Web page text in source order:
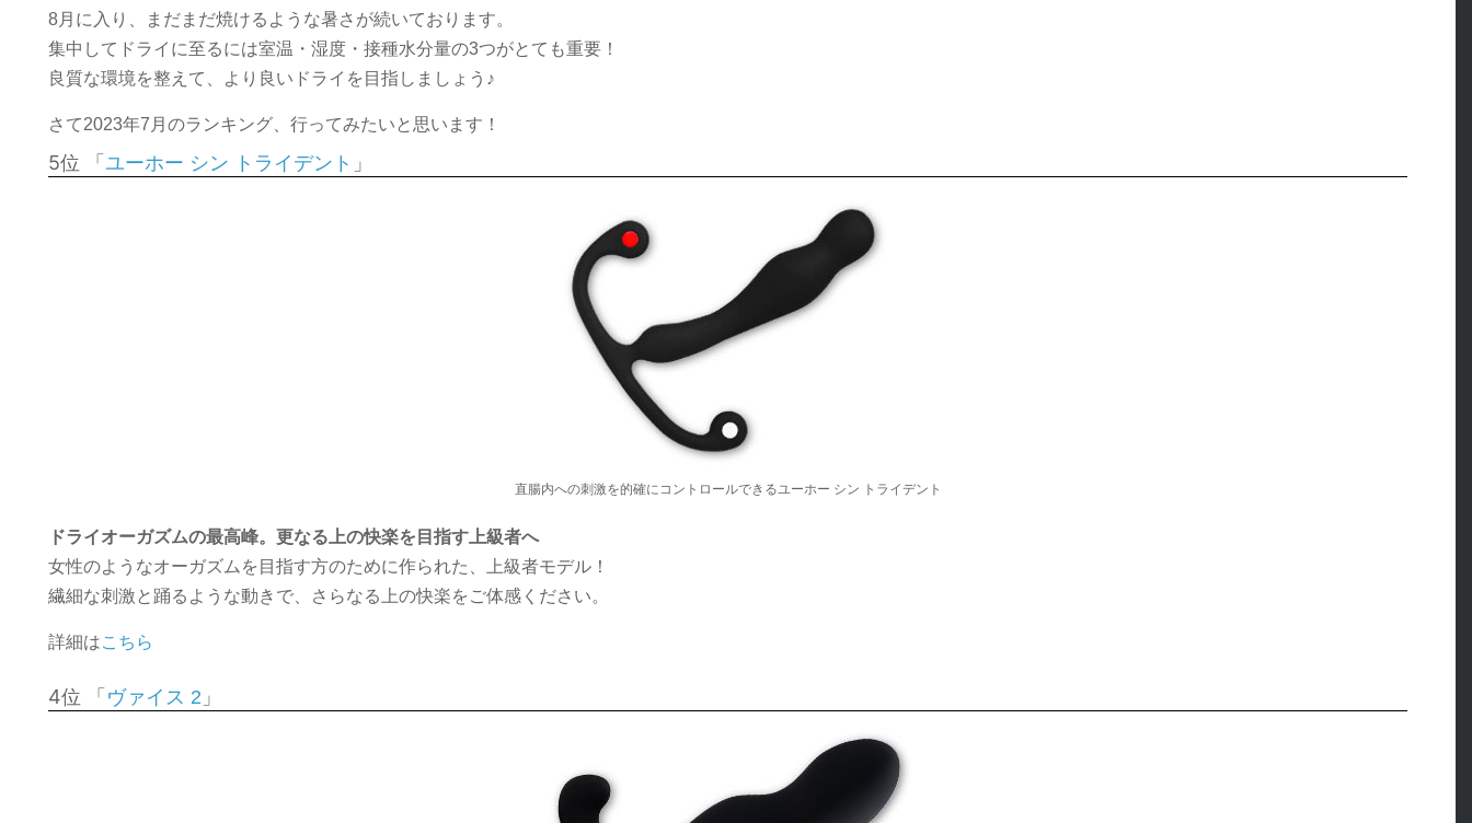
8月に入り、まだまだ焼けるような暑さが続いております。
集中してドライに至るには室温・湿度・接種水分量の3つがとても重要！
良質な環境を整えて、より良いドライを目指しましょう♪
さて2023年7月のランキング、行ってみたいと思います！
5位 「ユーホー シン トライデント 」
直腸内への刺激を的確にコントロールできるユーホー シン トライデント
ドライオーガズムの最高峰。更なる上の快楽を目指す上級者へ
女性のようなオーガズムを目指す方のために作られた、上級者モデル！
繊細な刺激と踊るような動きで、さらなる上の快楽をご体感ください。
詳細はこちら
4位 「 ヴァイス 2 」